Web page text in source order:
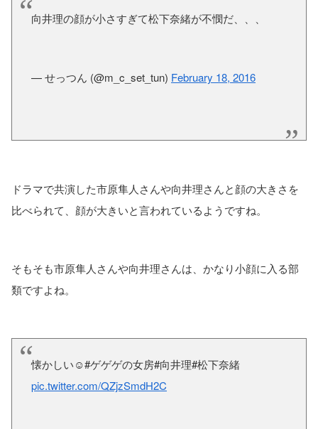
向井理の顔が小さすぎて松下奈緒が不憫だ、、、
— せっつん (@m_c_set_tun) February 18, 2016
ドラマで共演した市原隼人さんや向井理さんと顔の大きさを
比べられて、顔が大きいと言われているようですね。
そもそも市原隼人さんや向井理さんは、かなり小顔に入る部
類ですよね。
懐かしい☺️#ゲゲゲの女房#向井理#松下奈緒
pic.twitter.com/QZjzSmdH2C